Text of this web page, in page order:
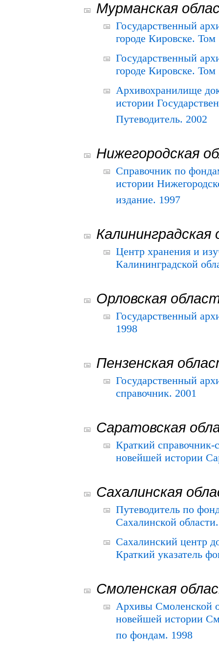
Мурманская
Государственный
городе Кировске.
Государственный
городе Кировске.
Архивохранилище
истории
Путеводитель. 2002
Нижегородская
Справочник по
истории
издание. 1997
Калининградская
Центр хранения и
Калининградской
Орловская
Государственный
1998
Пензенская
Государственный
справочник. 2001
Саратовская
Краткий
новейшей истории
Сахалинская
Путеводитель по
Сахалинской
Сахалинский центр
Краткий указатель
Смоленская
Архивы Смоленской
новейшей истории
по фондам. 1998